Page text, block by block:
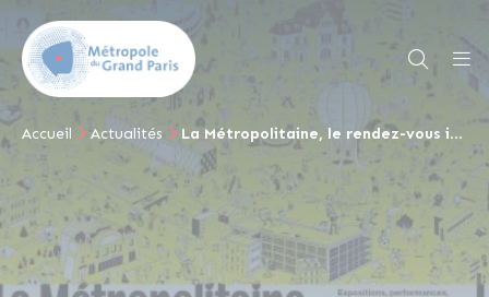
Accueil Actualités La Métropolitaine, le rendez-vous international d’art contemporain de la Métropole du Grand Paris